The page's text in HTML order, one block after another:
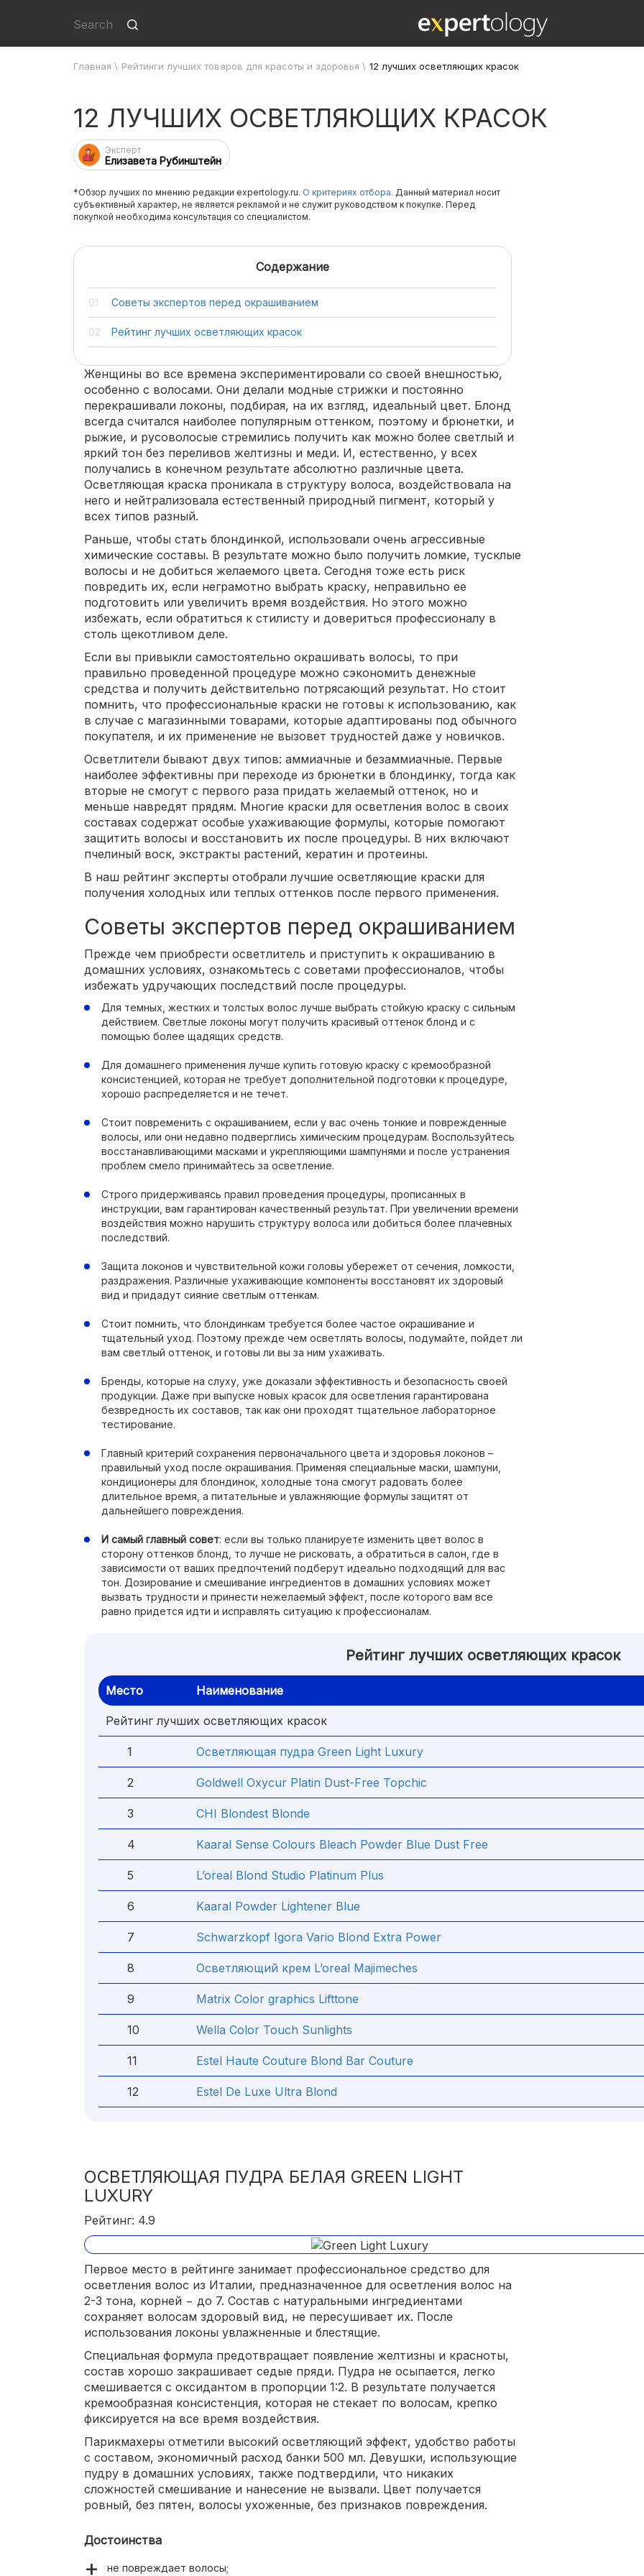
Главная \ Рейтинги лучших товаров для красоты и здоровья \ 12 лучших осветляющих красок
12 ЛУЧШИХ ОСВЕТЛЯЮЩИХ КРАСОК
Эксперт
Елизавета Рубинштейн
*Обзор лучших по мнению редакции expertology.ru. О критериях отбора. Данный материал носит
субъективный характер, не является рекламой и не служит руководством к покупке. Перед
покупкой необходима консультация со специалистом.
Содержание
Советы экспертов перед окрашиванием
Рейтинг лучших осветляющих красок
Женщины во все времена экспериментировали со своей внешностью,
особенно с волосами. Они делали модные стрижки и постоянно
перекрашивали локоны, подбирая, на их взгляд, идеальный цвет. Блонд
всегда считался наиболее популярным оттенком, поэтому и брюнетки, и
рыжие, и русоволосые стремились получить как можно более светлый и
яркий тон без переливов желтизны и меди. И, естественно, у всех
получались в конечном результате абсолютно различные цвета.
Осветляющая краска проникала в структуру волоса, воздействовала на
него и нейтрализовала естественный природный пигмент, который у
всех типов разный.
Раньше, чтобы стать блондинкой, использовали очень агрессивные
химические составы. В результате можно было получить ломкие, тусклые
волосы и не добиться желаемого цвета. Сегодня тоже есть риск
повредить их, если неграмотно выбрать краску, неправильно ее
подготовить или увеличить время воздействия. Но этого можно
избежать, если обратиться к стилисту и довериться профессионалу в
столь щекотливом деле.
Если вы привыкли самостоятельно окрашивать волосы, то при
правильно проведенной процедуре можно сэкономить денежные
средства и получить действительно потрясающий результат. Но стоит
помнить, что профессиональные краски не готовы к использованию, как
в случае с магазинными товарами, которые адаптированы под обычного
покупателя, и их применение не вызовет трудностей даже у новичков.
Осветлители бывают двух типов: аммиачные и безаммиачные. Первые
наиболее эффективны при переходе из брюнетки в блондинку, тогда как
вторые не смогут с первого раза придать желаемый оттенок, но и
меньше навредят прядям. Многие краски для осветления волос в своих
составах содержат особые ухаживающие формулы, которые помогают
защитить волосы и восстановить их после процедуры. В них включают
пчелиный воск, экстракты растений, кератин и протеины.
В наш рейтинг эксперты отобрали лучшие осветляющие краски для
получения холодных или теплых оттенков после первого применения.
Советы экспертов перед окрашиванием
Прежде чем приобрести осветлитель и приступить к окрашиванию в
домашних условиях, ознакомьтесь с советами профессионалов, чтобы
избежать удручающих последствий после процедуры.
Для темных, жестких и толстых волос лучше выбрать стойкую краску с сильным
действием. Светлые локоны могут получить красивый оттенок блонд и с
помощью более щадящих средств.
Для домашнего применения лучше купить готовую краску с кремообразной
консистенцией, которая не требует дополнительной подготовки к процедуре,
хорошо распределяется и не течет.
Стоит повременить с окрашиванием, если у вас очень тонкие и поврежденные
волосы, или они недавно подверглись химическим процедурам. Воспользуйтесь
восстанавливающими масками и укрепляющими шампунями и после устранения
проблем смело принимайтесь за осветление.
Строго придерживаясь правил проведения процедуры, прописанных в
инструкции, вам гарантирован качественный результат. При увеличении времени
воздействия можно нарушить структуру волоса или добиться более плачевных
последствий.
Защита локонов и чувствительной кожи головы убережет от сечения, ломкости,
раздражения. Различные ухаживающие компоненты восстановят их здоровый
вид и придадут сияние светлым оттенкам.
Стоит помнить, что блондинкам требуется более частое окрашивание и
тщательный уход. Поэтому прежде чем осветлять волосы, подумайте, пойдет ли
вам светлый оттенок, и готовы ли вы за ним ухаживать.
Бренды, которые на слуху, уже доказали эффективность и безопасность своей
продукции. Даже при выпуске новых красок для осветления гарантирована
безвредность их составов, так как они проходят тщательное лабораторное
тестирование.
Главный критерий сохранения первоначального цвета и здоровья локонов –
правильный уход после окрашивания. Применяя специальные маски, шампуни,
кондиционеры для блондинок, холодные тона смогут радовать более
длительное время, а питательные и увлажняющие формулы защитят от
дальнейшего повреждения.
И самый главный совет: если вы только планируете изменить цвет волос в
сторону оттенков блонд, то лучше не рисковать, а обратиться в салон, где в
зависимости от ваших предпочтений подберут идеально подходящий для вас
тон. Дозирование и смешивание ингредиентов в домашних условиях может
вызвать трудности и принести нежелаемый эффект, после которого вам все
равно придется идти и исправлять ситуацию к профессионалам.
Рейтинг лучших осветляющих красок
Место Наименование
Рейтинг лучших осветляющих красок
1 Осветляющая пудра Green Light Luxury
2 Goldwell Oxycur Platin Dust-Free Topchic
3 CHI Blondest Blonde
4 Kaaral Sense Colours Bleach Powder Blue Dust Free
5 L’oreal Blond Studio Platinum Plus
6 Kaaral Powder Lightener Blue
7 Schwarzkopf Igora Vario Blond Extra Power
8 Осветляющий крем L’oreal Majimeches
9 Matrix Color graphics Lifttone
10 Wella Color Touch Sunlights
11 Estel Haute Couture Вlond Bar Couture
12 Estel De Luxe Ultra Blond
ОСВЕТЛЯЮЩАЯ ПУДРА БЕЛАЯ GREEN LIGHT
LUXURY
Рейтинг: 4.9
Первое место в рейтинге занимает профессиональное средство для
осветления волос из Италии, предназначенное для осветления волос на
2-3 тона, корней − до 7. Состав с натуральными ингредиентами
сохраняет волосам здоровый вид, не пересушивает их. После
использования локоны увлажненные и блестящие.
Специальная формула предотвращает появление желтизны и красноты,
состав хорошо закрашивает седые пряди. Пудра не осыпается, легко
смешивается с оксидантом в пропорции 1:2. В результате получается
кремообразная консистенция, которая не стекает по волосам, крепко
фиксируется на все время воздействия.
Парикмахеры отметили высокий осветляющий эффект, удобство работы
с составом, экономичный расход банки 500 мл. Девушки, использующие
пудру в домашних условиях, также подтвердили, что никаких
сложностей смешивание и нанесение не вызвали. Цвет получается
ровный, без пятен, волосы ухоженные, без признаков повреждения.
Достоинства
не повреждает волосы;